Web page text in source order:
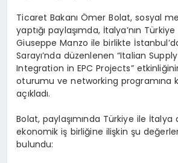
Ticaret Bakanı Ömer Bolat, sosyal
yaptığı paylaşımda, İtalya’nın
Giuseppe Manzo ile birlikte
Sarayı’nda düzenlenen “Italian
Integration in EPC Projects”
oturumu ve networking programına
açıkladı.
Bolat, paylaşımında Türkiye ile İtalya
ekonomik iş birliğine ilişkin şu
bulundu: